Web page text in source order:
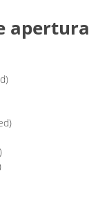
apertura